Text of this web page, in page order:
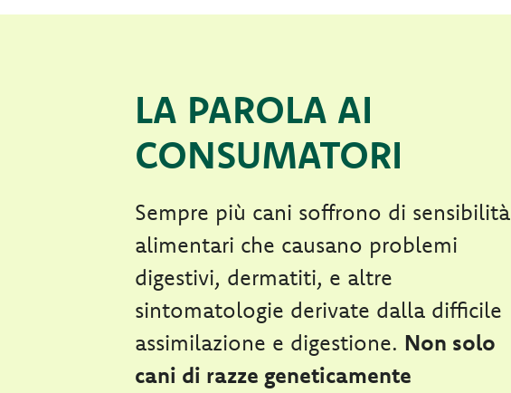
LA PAROLA AI
CONSUMATORI
Sempre più cani soffrono di sensibilità
alimentari che causano problemi
digestivi, dermatiti, e altre
sintomatologie derivate dalla difficile
assimilazione e digestione. Non solo
cani di razze geneticamente